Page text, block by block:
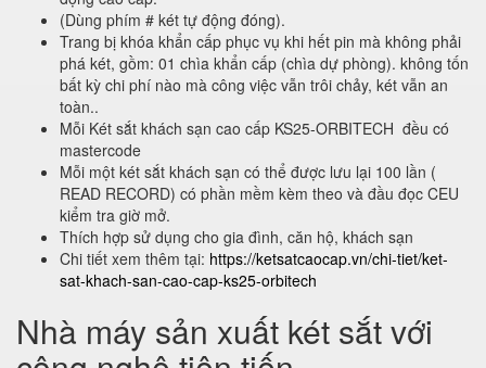
(Dùng phím # két tự động đóng).
Trang bị khóa khẩn cấp phục vụ khi hết pin mà không phải
phá két, gồm: 01 chìa khẩn cấp (chìa dự phòng). không tốn
bất kỳ chi phí nào mà công việc vẫn trôi chảy, két vẫn an
toàn..
Mỗi Két sắt khách sạn cao cấp KS25-ORBITECH đều có
mastercode
Mỗi một két sắt khách sạn có thể được lưu lại 100 lần (
READ RECORD) có phần mềm kèm theo và đầu đọc CEU
kiểm tra giờ mở.
Thích hợp sử dụng cho gia đình, căn hộ, khách sạn
Chi tiết xem thêm tại: https://ketsatcaocap.vn/chi-tiet/ket-
sat-khach-san-cao-cap-ks25-orbitech
Nhà máy sản xuất két sắt với